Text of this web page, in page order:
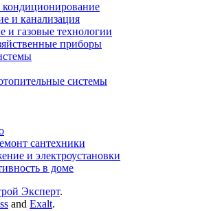
и канализация
и газовые технологии
приборы
системы
сантехники
и электроустановки
в доме
Эксперт.
and Exalt.